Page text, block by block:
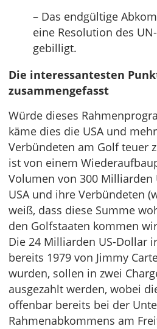
– Das endgültige
eine Resolution des
gebilligt.
Die interessantesten
zusammengefasst
Würde dieses
käme dies die USA und
Verbündeten am Golf teuer
ist von einem
Volumen von 300 Milliarden
USA und ihre Verbündeten
weiß, dass diese Summe
den Golfstaaten kommen
Die 24 Milliarden US-Dollar
bereits 1979 von Jimmy
wurden, sollen in zwei
ausgezahlt werden, wobei
offenbar bereits bei der
Rahmenabkommens am